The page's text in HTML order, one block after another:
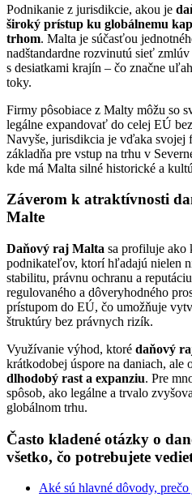
Podnikanie z jurisdikcie, akou je
široký prístup ku globálnemu
trhom. Malta je súčasťou
nadštandardne rozvinutú sieť
s desiatkami krajín – čo značne
toky.
Firmy pôsobiace z Malty môžu so
legálne expandovať do celej EÚ
Navyše, jurisdikcia je vďaka svojej
základňa pre vstup na trhu v
kde má Malta silné historické a
Záverom k atraktívnosti
Malte
Daňový raj Malta sa profiluje ako
podnikateľov, ktorí hľadajú nielen
stabilitu, právnu ochranu a
regulovaného a dôveryhodného
prístupom do EÚ, čo umožňuje
štruktúry bez právnych rizík.
Využívanie výhod, ktoré daňový
krátkodobej úspore na daniach, ale
dlhodobý rast a expanziu. Pre
spôsob, ako legálne a trvalo
globálnom trhu.
Často kladené otázky o
všetko, čo potrebujete
Aké sú hlavné dôvody,